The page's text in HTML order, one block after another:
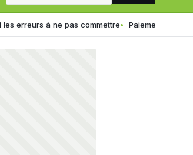
à ne pas commettre Paiement électronique